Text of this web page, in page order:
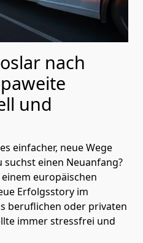
nach
und
einfacher, neue Wege
einen Neuanfang?
europäischen
Erfolgsstory im
beruflichen oder privaten
immer stressfrei und